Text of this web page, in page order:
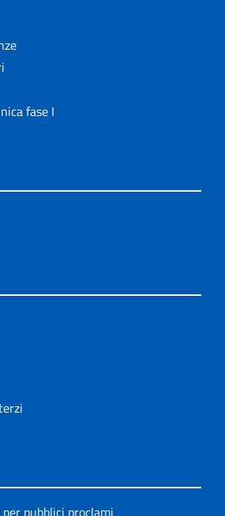
fase I
pubblici proclami